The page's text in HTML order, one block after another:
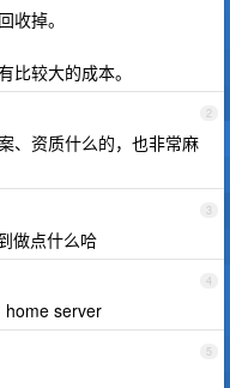
收掉。
比较大的成本。
2
、资质什么的，也非常麻
3
做点什么哈
4
home server
5